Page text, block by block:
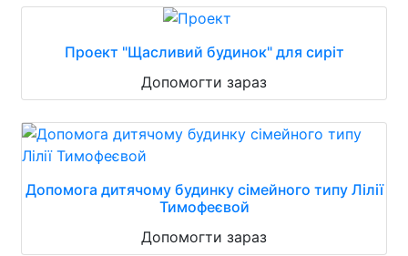
Проект "Щасливий будинок" для сиріт
Допомогти зараз
Допомога дитячому будинку сімейного типу Лілії
Тимофеєвой
Допомогти зараз